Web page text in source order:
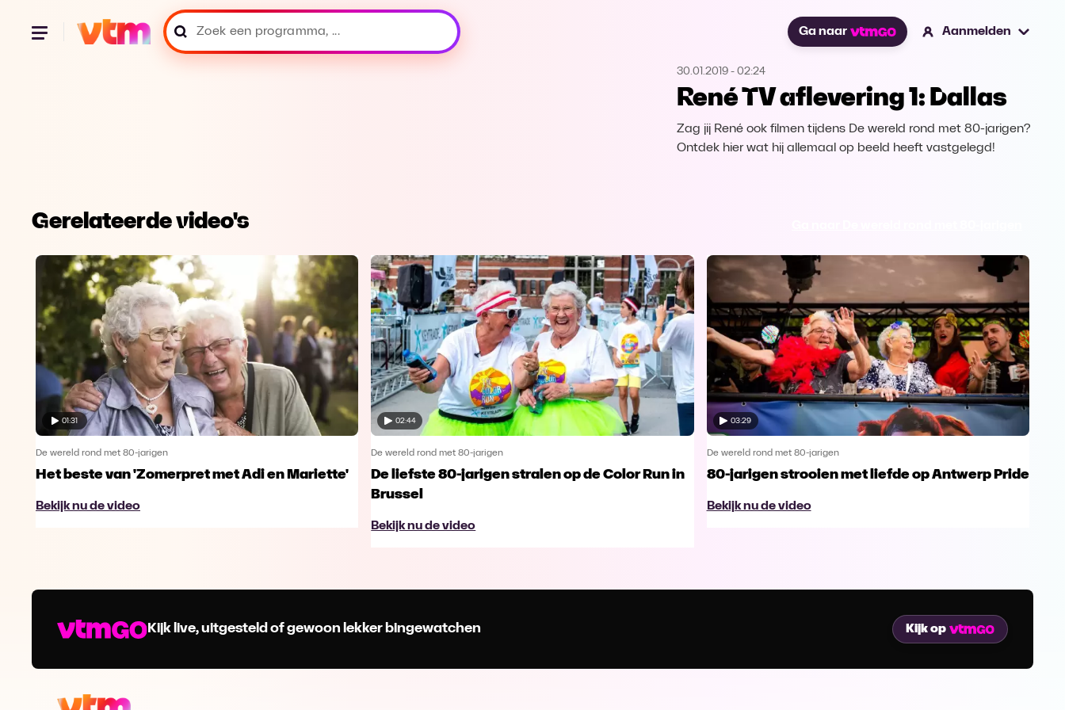
Oeps, browser niet ondersteund
Safari Download
Microsoft Edge Download
Opera Download
Ga naar Aanmelden
30.01.2019 - 02:24
René TV aflevering 1: Dallas
Zag jij René ook filmen tijdens De wereld rond met 80-jarigen?
Ontdek hier wat hij allemaal op beeld heeft vastgelegd!
Gerelateerde video's
01:31
De wereld rond met 80-jarigen
Het beste van 'Zomerpret met Adi en Mariette'
Bekijk nu de video
02:44
De wereld rond met 80-jarigen
De liefste 80-jarigen stralen op de Color Run in
Brussel
Bekijk nu de video
03:29
De wereld rond met 80-jarigen
80-jarigen strooien met liefde op Antwerp Pride
Bekijk nu de video
Kijk live, uitgesteld of gewoon lekker bingewatchen Kijk op